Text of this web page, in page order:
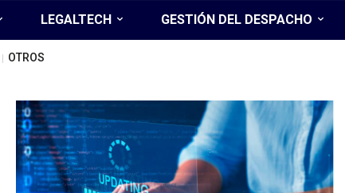
LEGALTECH GESTIÓN DEL DESPACHO
OTROS